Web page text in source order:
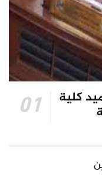
كلية